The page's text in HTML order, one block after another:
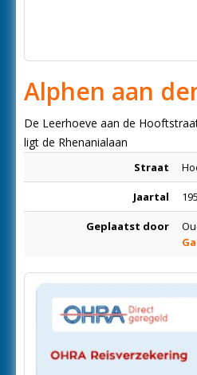
Alphen aan
De Leerhoeve aan de
ligt de Rhenanialaan
Straat
Jaartal
Geplaatst door